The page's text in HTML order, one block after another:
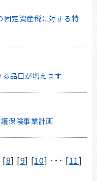
固定資産税に対する特
品目が増えます
保険事業計画
[8] [9] [10] ･･･ [11]